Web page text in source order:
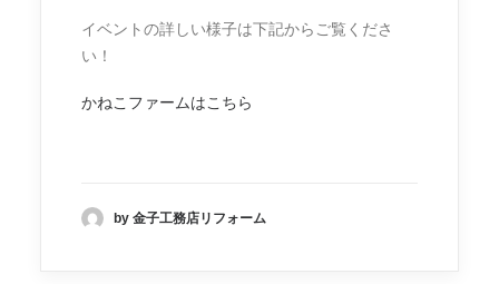
イベントの詳しい様子は下記からご覧くださ
い！
かねこファームはこちら
by 金子工務店リフォーム